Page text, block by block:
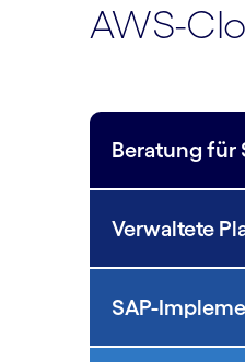
AWS-
Beratung für
Verwaltete
SAP-